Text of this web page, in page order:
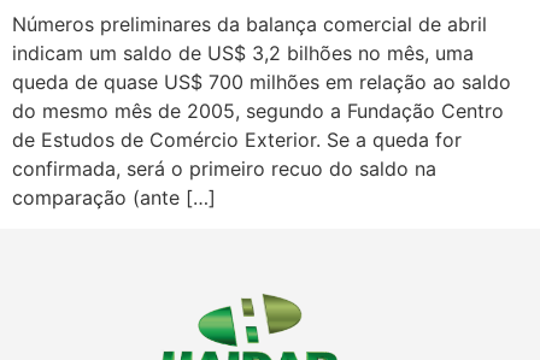
Números preliminares da balança comercial de abril
indicam um saldo de US$ 3,2 bilhões no mês, uma
queda de quase US$ 700 milhões em relação ao saldo
do mesmo mês de 2005, segundo a Fundação Centro
de Estudos de Comércio Exterior. Se a queda for
confirmada, será o primeiro recuo do saldo na
comparação (ante […]